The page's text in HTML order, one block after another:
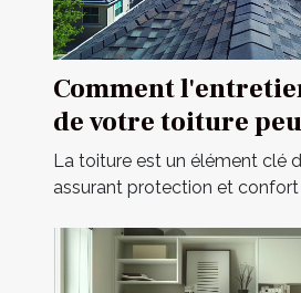
Comment
de votre toiture
prolonger sa durée
La toiture est un élément clé
assurant protection et confort